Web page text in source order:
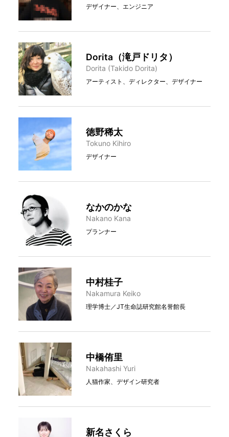
デザイナー、エンジニア
Dorita（滝戸ドリタ）
Dorita (Takido Dorita)
アーティスト、ディレクター、デザイナー
徳野稀太
Tokuno Kihiro
デザイナー
なかのかな
Nakano Kana
プランナー
中村桂子
Nakamura Keiko
理学博士／JT生命誌研究館名誉館長
中橋侑里
Nakahashi Yuri
人猫作家、デザイン研究者
新名さくら